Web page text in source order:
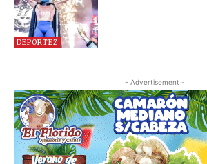
DEPORTEZ
- Advertisement -